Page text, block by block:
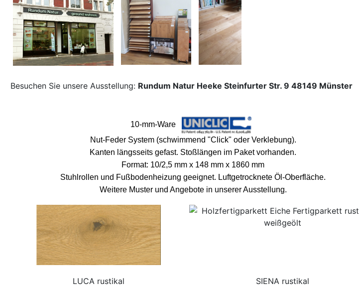
Besuchen Sie unsere Ausstellung: Rundum Natur Heeke Steinfurter Str. 9 48149 Münster
10-mm-Ware
Nut-Feder System (schwimmend "Click" oder Verklebung).
Kanten längsseits gefast. Stoßlängen im Paket vorhanden.
Format: 10/2,5 mm x 148 mm x 1860 mm
Stuhlrollen und Fußbodenheizung geeignet. Luftgetrocknete Öl-Oberfläche.
Weitere Muster und Angebote in unserer Ausstellung.
LUCA rustikal
SIENA rustikal